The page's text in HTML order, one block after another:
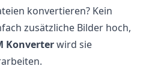
konvertieren? Kein
zusätzliche Bilder hoch,
Konverterwird sie